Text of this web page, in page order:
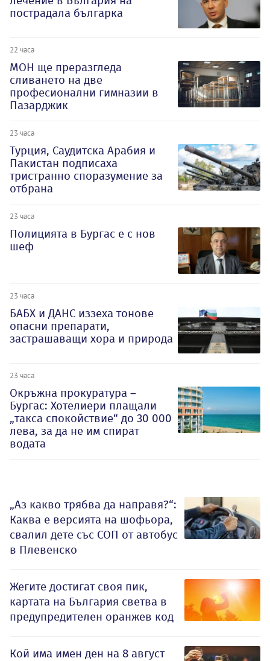
пострадала българка
22 часа
МОН ще преразгледа
сливането на две
професионални гимназии в
Пазарджик
23 часа
Турция, Саудитска Арабия и
Пакистан подписаха
тристранно споразумение за
отбрана
23 часа
Полицията в Бургас е с нов
шеф
23 часа
БАБХ и ДАНС иззеха тонове
опасни препарати,
застрашаващи хора и природа
23 часа
Окръжна прокуратура –
Бургас: Хотелиери плащали
„такса спокойствие“ до 30 000
лева, за да не им спират
водата
„Аз какво трябва да направя?“:
Каква е версията на шофьора,
свалил дете със СОП от автобус
в Плевенско
Жегите достигат своя пик,
картата на България светва в
предупредителен оранжев код
Кой има имен ден на 8 август